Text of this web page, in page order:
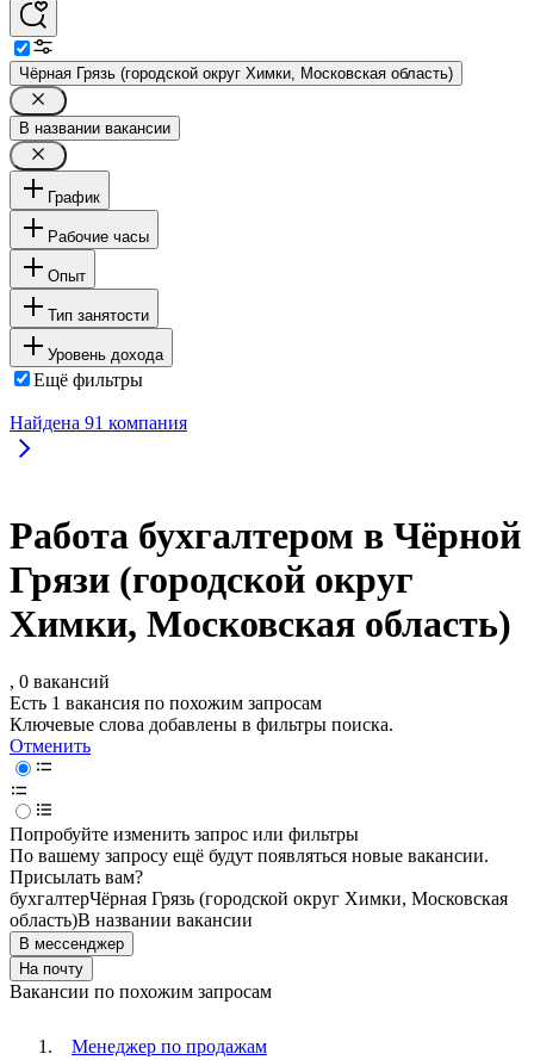
Чёрная Грязь (городской округ Химки, Московская область)
В названии вакансии
График
Рабочие часы
Опыт
Тип занятости
Уровень дохода
Ещё фильтры
Найдена 91 компания
Работа бухгалтером в Чёрной
Грязи (городской округ
Химки, Московская область)
, 0 вакансий
Есть 1 вакансия по похожим запросам
Ключевые слова добавлены в фильтры поиска.
Отменить
Попробуйте изменить запрос или фильтры
По вашему запросу ещё будут появляться новые вакансии.
Присылать вам?
бухгалтерЧёрная Грязь (городской округ Химки, Московская
область)В названии вакансии
В мессенджер
На почту
Вакансии по похожим запросам
Менеджер по продажам